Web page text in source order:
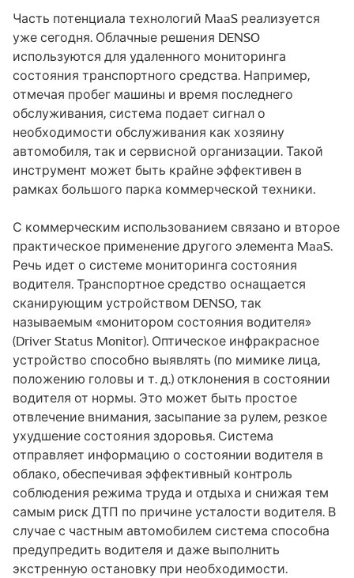
Часть потенциала технологий MaaS реализуется
уже сегодня. Облачные решения DENSO
используются для удаленного мониторинга
состояния транспортного средства. Например,
отмечая пробег машины и время последнего
обслуживания, система подает сигнал о
необходимости обслуживания как хозяину
автомобиля, так и сервисной организации. Такой
инструмент может быть крайне эффективен в
рамках большого парка коммерческой техники.
С коммерческим использованием связано и второе
практическое применение другого элемента MaaS.
Речь идет о системе мониторинга состояния
водителя. Транспортное средство оснащается
сканирующим устройством DENSO, так
называемым «монитором состояния водителя»
(Driver Status Monitor). Оптическое инфракрасное
устройство способно выявлять (по мимике лица,
положению головы и т. д.) отклонения в состоянии
водителя от нормы. Это может быть простое
отвлечение внимания, засыпание за рулем, резкое
ухудшение состояния здоровья. Система
отправляет информацию о состоянии водителя в
облако, обеспечивая эффективный контроль
соблюдения режима труда и отдыха и снижая тем
самым риск ДТП по причине усталости водителя. В
случае с частным автомобилем система способна
предупредить водителя и даже выполнить
экстренную остановку при необходимости.